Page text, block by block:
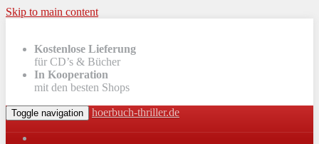
Skip to main content
Kostenlose Lieferung
für CD’s & Bücher
In Kooperation
mit den besten Shops
Toggle navigation hoerbuch-thriller.de